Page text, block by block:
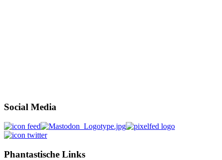
Social Media
Phantastische Links